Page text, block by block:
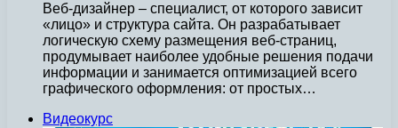
Веб-дизайнер – специалист, от которого зависит
«лицо» и структура сайта. Он разрабатывает
логическую схему размещения веб-страниц,
продумывает наиболее удобные решения подачи
информации и занимается оптимизацией всего
графического оформления: от простых…
Видеокурс